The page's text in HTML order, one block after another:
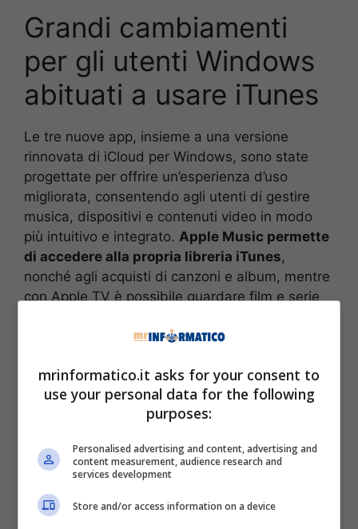
Grandi cambiamenti
per gli utenti Windows
abituati a usare iTunes
Le tre nuove app, insieme a una versione
rinnovata di iCloud per Windows, sono state
progettate per offrire un’esperienza d’uso
migliorata, consentendo agli utenti di gestire
musica, dispositivi e contenuti video in modo
più intuitivo e integrato. Apple Music permette
di accedere alla propria libreria iTunes,
nonché agli acquisti di canzoni e album, mentre
con Apple TV è possibile guardare film e serie
abbonamento. Apple Devices, d’altro canto,
sincronizzazione di iPhone e iPad.
mrinformatico.it asks for your consent to
use your personal data for the following
purposes:
Personalised advertising and content, advertising and
content measurement, audience research and
services development
Store and/or access information on a device